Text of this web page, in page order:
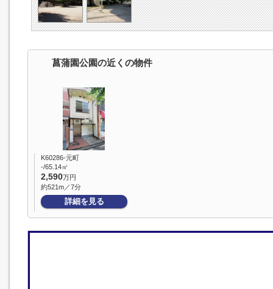
菖蒲園公園の近くの物件
K60286-元町
-/65.14㎡
2,590万円
約521m／7分
詳細を見る